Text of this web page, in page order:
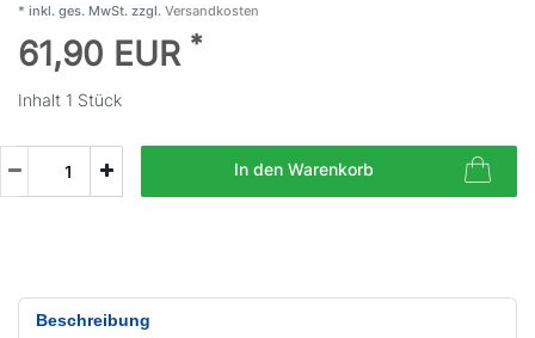
* inkl. ges. MwSt. zzgl. Versandkosten
61,90 EUR *
Inhalt 1 Stück
In den Warenkorb
Beschreibung